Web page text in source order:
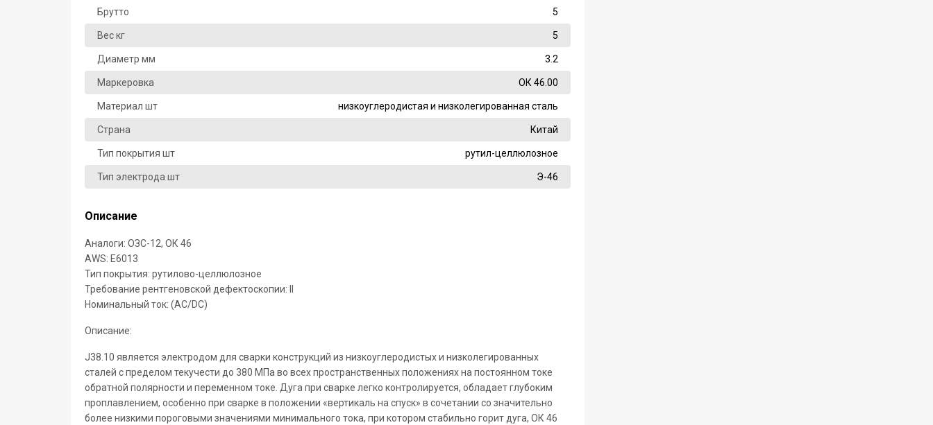
Брутто 5
Вес кг 5
Диаметр мм 3.2
Маркеровка ОК 46.00
Материал шт низкоуглеродистая и низколегированная сталь
Страна Китай
Тип покрытия шт рутил-целлюлозное
Тип электрода шт Э-46
Описание
Аналоги: ОЗС-12, ОК 46
AWS: E6013
Тип покрытия: рутилово-целлюлозное
Требование рентгеновской дефектоскопии:
Номинальный ток: (AC/DC)
Описание:
J38.10 является электродом для сварки конструкций из низкоуглеродистых и низколегированных
сталей с пределом текучести до 380 МПа во всех пространственных положениях на постоянном токе
обратной полярности и переменном токе. Дуга при сварке легко контролируется, обладает глубоким
проплавлением, особенно при сварке в положении «вертикаль на спуск» в сочетании со значительно
более низкими пороговыми значениями минимального тока, при котором стабильно горит дуга, ОК 46